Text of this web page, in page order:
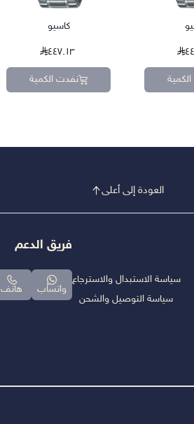
كاسيو
٤٤٧.١٣
نفدت الكمية
العودة إلى أعلى
سياسة الاستبدال والاسترجاع
سياسة التوصيل والشحن
فريق الدعم
واتساب هاتف